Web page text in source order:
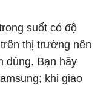
suốt có độ
thị trường nên
dùng. Bạn hãy
khi giao